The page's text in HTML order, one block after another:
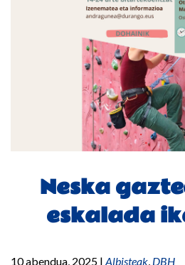
Neska
eskalada
10 abendua, 2025 | Albisteak, DBH